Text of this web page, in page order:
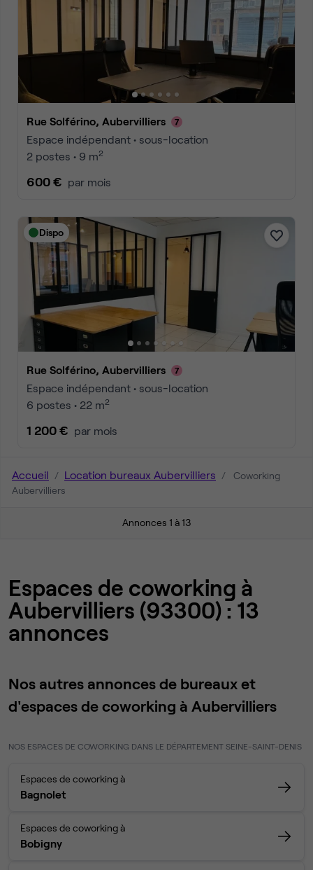
Rue Solférino, Aubervilliers
Espace indépendant • sous-location
2 postes • 9 m2
600 € par mois
Dispo
Rue Solférino, Aubervilliers
Espace indépendant • sous-location
6 postes • 22 m2
1 200 € par mois
Accueil Location bureaux Aubervilliers
Coworking
Aubervilliers
Annonces 1 à 13
Espaces de coworking à
Aubervilliers (93300) : 13
annonces
Nos autres annonces de bureaux et
d'espaces de coworking à Aubervilliers
NOS ESPACES DE COWORKING DANS LE DÉPARTEMENT SEINE-SAINT-DENIS
Espaces de coworking à
Bagnolet
Espaces de coworking à
Bobigny